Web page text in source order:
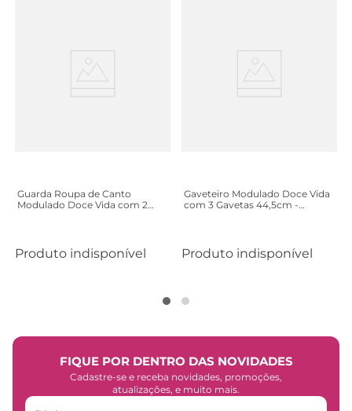
Guarda Roupa de Canto
Modulado Doce Vida com 2
Produto indisponível
Gaveteiro Modulado Doce Vida
com 3 Gavetas 44,5cm -
Produto indisponível
FIQUE POR DENTRO DAS NOVIDADES
Cadastre-se e receba novidades, promoções,
atualizações, e muito mais.